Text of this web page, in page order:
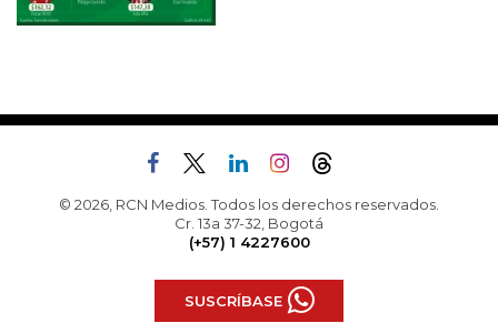
© 2026, RCN Medios. Todos los derechos reservados.
Cr. 13a 37-32, Bogotá
(+57) 1 4227600
SUSCRÍBASE